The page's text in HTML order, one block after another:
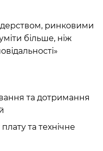
ринковими
більше, ніж
та дотримання
та технічне